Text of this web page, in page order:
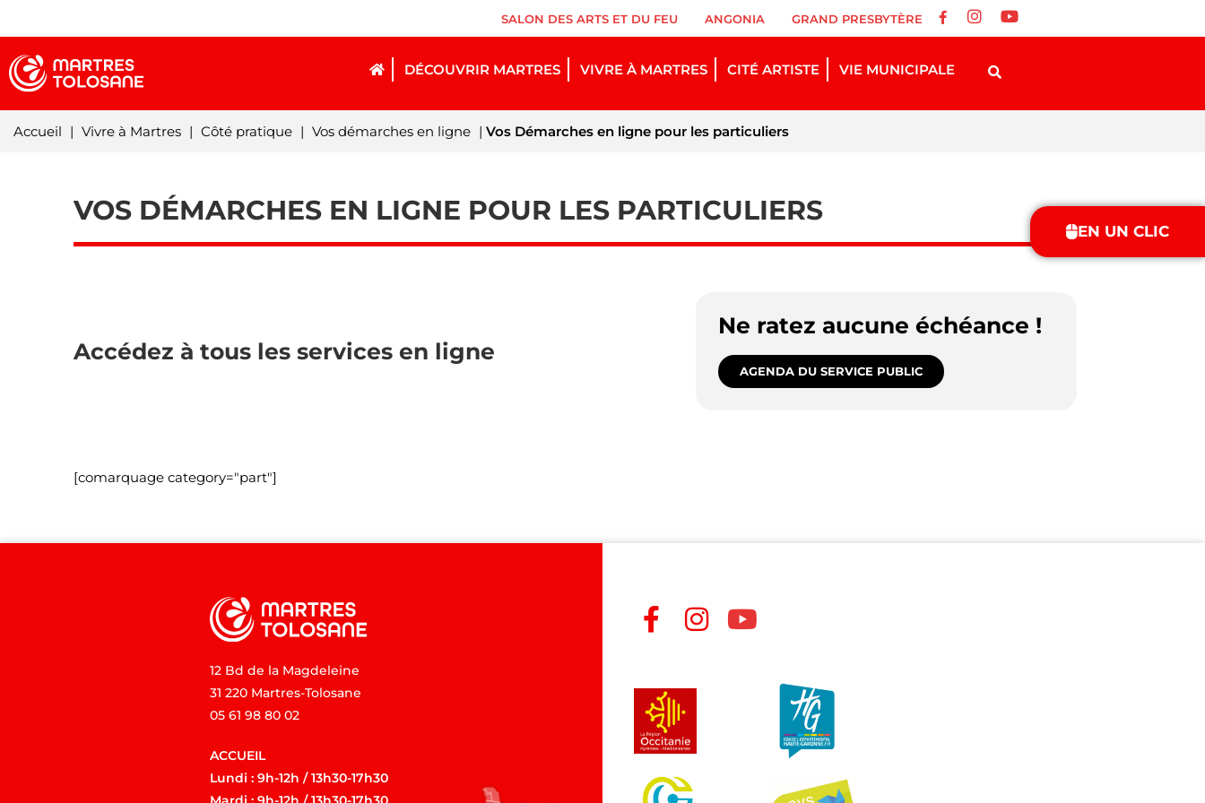
EN UN CLIC
SALON DES ARTS ET DU FEU ANGONIA GRAND PRESBYTÈRE
DÉCOUVRIR MARTRES VIVRE À MARTRES CITÉ ARTISTE VIE MUNICIPALE
Accueil | Vivre à Martres | Côté pratique | Vos démarches en ligne | Vos Démarches en ligne pour les particuliers
VOS DÉMARCHES EN LIGNE POUR LES PARTICULIERS
Accédez à tous les services en ligne
Ne ratez aucune échéance !
AGENDA DU SERVICE PUBLIC
[comarquage category="part"]
12 Bd de la Magdeleine
31 220 Martres-Tolosane
05 61 98 80 02
ACCUEIL
Lundi : 9h-12h / 13h30-17h30